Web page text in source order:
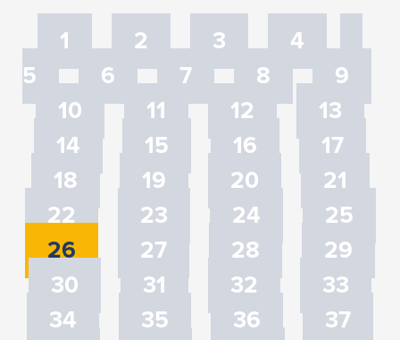
1 2 3
4
5
6 7 8
9
10
11 12
13
14
15 16
17
18
19 20
21
22
23 24
25
26
27 28
29
30
31 32
33
34
35 36
37